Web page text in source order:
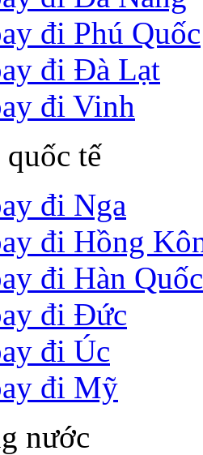
đi Phú Quốc
đi Đà Lạt
đi Vinh
tế
đi Nga
đi Hồng
đi Hàn Quốc
đi Đức
đi Úc
đi Mỹ
nước